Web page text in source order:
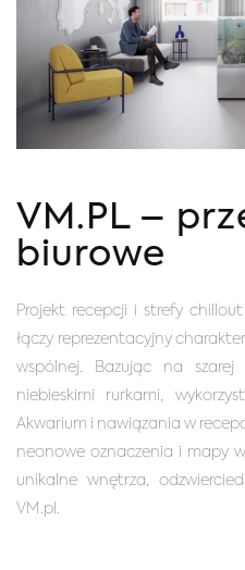
VM.PL –
biurowe
Projekt recepcji i strefy
łączy reprezentacyjny
wspólnej. Bazując na
niebieskimi rurkami,
Akwarium i nawiązania w
neonowe oznaczenia i mapy
unikalne wnętrza,
VM.pl.